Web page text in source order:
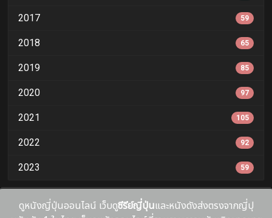
2017 59
2018 65
2019 85
2020 97
2021 105
2022 92
2023 59
ดูหนังญี่ปุ่นออนไลน์ เว็บดูซีรีย์ญี่ปุ่นและหนังดังส่งตรงจากญี่ปุ